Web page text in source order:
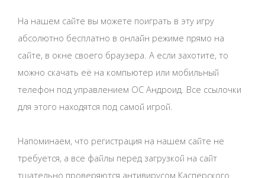
На нашем сайте вы можете поиграть в эту игру
абсолютно бесплатно в онлайн режиме прямо на
сайте, в окне своего браузера. А если захотите, то
можно скачать её на компьютер или мобильный
телефон под управлением ОС Андроид. Все ссылочки
для этого находятся под самой игрой.
Напоминаем, что регистрация на нашем сайте не
требуется, а все файлы перед загрузкой на сайт
тщательно проверяются антивирусом Касперского